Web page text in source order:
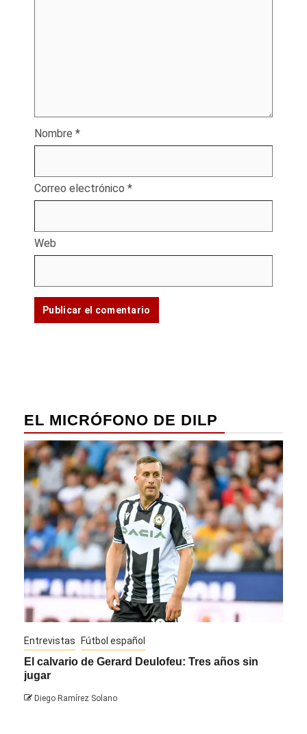
Nombre *
Correo electrónico *
Web
EL MICRÓFONO DE DILP
Entrevistas Fútbol español
El calvario de Gerard Deulofeu: Tres años sin
jugar
Diego Ramírez Solano